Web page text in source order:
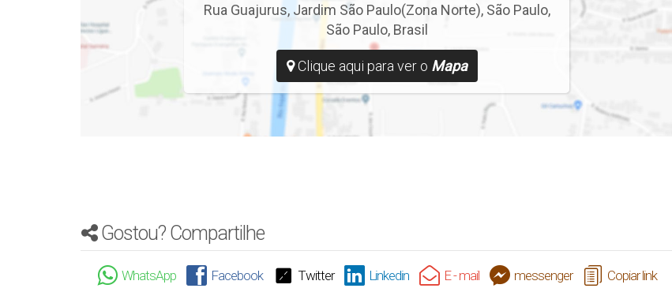
Rua Guajurus, Jardim São Paulo(Zona Norte), São Paulo,
São Paulo, Brasil
Clique aqui para ver o Mapa
Gostou? Compartilhe
WhatsApp Facebook Twitter Linkedin E - mail messenger Copiar link